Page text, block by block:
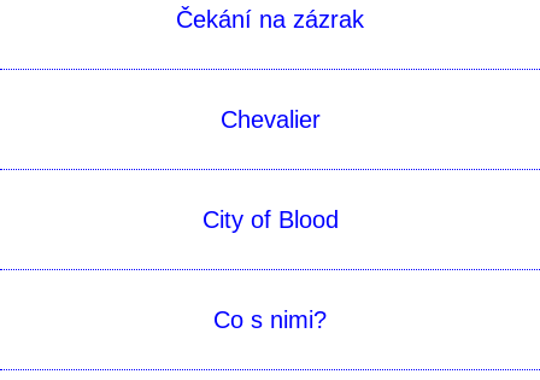
Čekání na zázrak
Chevalier
City of Blood
Co s nimi?